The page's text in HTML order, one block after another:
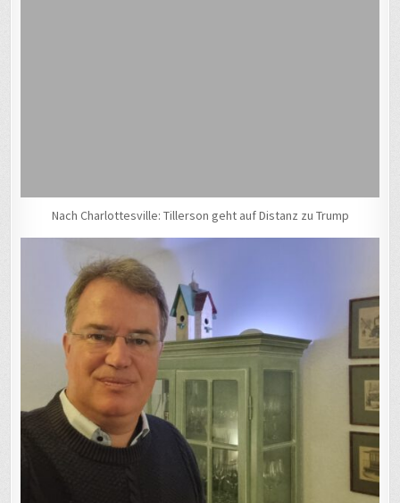
Nach Charlottesville: Tillerson geht auf Distanz zu Trump